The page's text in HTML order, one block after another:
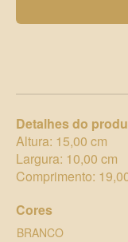
Detalhes do
Altura: 15,00 cm
Largura: 10,00 cm
Comprimento:
Cores
BRANCO